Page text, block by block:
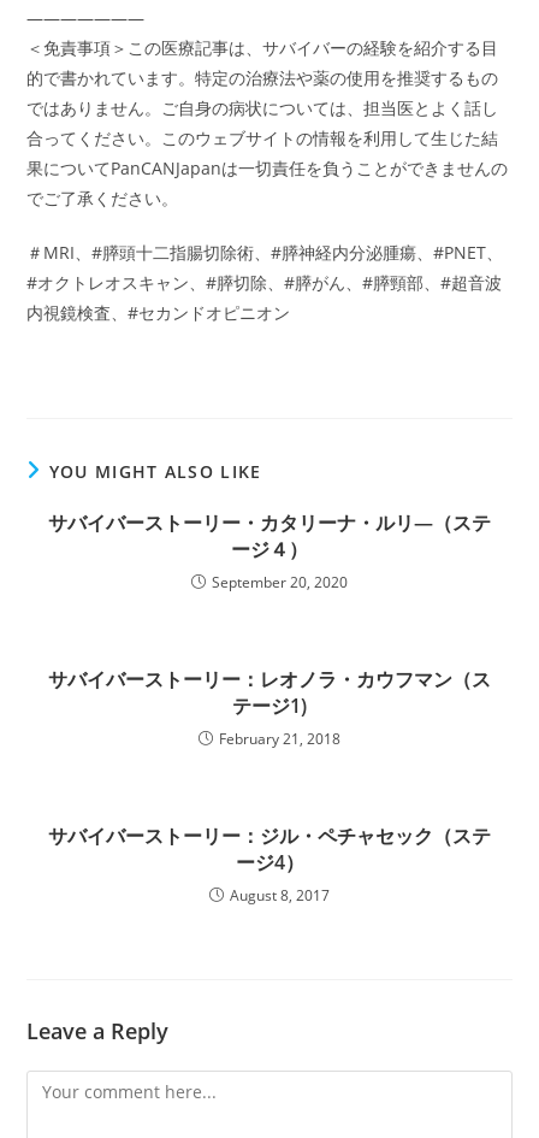
―――――――
＜免責事項＞この医療記事は、サバイバーの経験を紹介する目
的で書かれています。特定の治療法や薬の使用を推奨するもの
ではありません。ご自身の病状については、担当医とよく話し
合ってください。このウェブサイトの情報を利用して生じた結
果についてPanCANJapanは一切責任を負うことができませんの
でご了承ください。
＃MRI、#膵頭十二指腸切除術、#膵神経内分泌腫瘍、#PNET、
#オクトレオスキャン、#膵切除、#膵がん、#膵頸部、#超音波
内視鏡検査、#セカンドオピニオン
YOU MIGHT ALSO LIKE
サバイバーストーリー・カタリーナ・ルリ―（ステ
ージ４）
September 20, 2020
サバイバーストーリー：レオノラ・カウフマン（ス
テージ1)
February 21, 2018
サバイバーストーリー：ジル・ペチャセック（ステ
ージ4）
August 8, 2017
Leave a Reply
Comment